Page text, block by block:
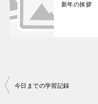
新年の挨拶
投
今日までの学習記録